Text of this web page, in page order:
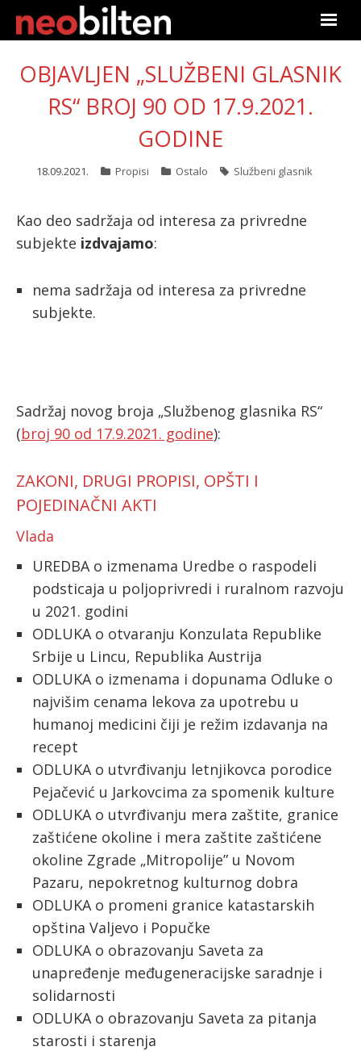
Početna
Pretraga
Podaci
Linkovi
Pretplata
ћирилица
OBJAVLJEN „SLUŽBENI GLASNIK
RS“ BROJ 90 OD 17.9.2021.
GODINE
18.09.2021. Propisi Ostalo Službeni glasnik
Kao deo sadržaja od interesa za privredne
subjekte izdvajamo:
nema sadržaja od interesa za privredne
subjekte.
Sadržaj novog broja „Službenog glasnika RS“
(broj 90 od 17.9.2021. godine):
ZAKONI, DRUGI PROPISI, OPŠTI I
POJEDINAČNI AKTI
Vlada
UREDBA o izmenama Uredbe o raspodeli
podsticaja u poljoprivredi i ruralnom razvoju
u 2021. godini
ODLUKA o otvaranju Konzulata Republike
Srbije u Lincu, Republika Austrija
ODLUKA o izmenama i dopunama Odluke o
najvišim cenama lekova za upotrebu u
humanoj medicini čiji je režim izdavanja na
recept
ODLUKA o utvrđivanju letnjikovca porodice
Pejačević u Jarkovcima za spomenik kulture
ODLUKA o utvrđivanju mera zaštite, granice
zaštićene okoline i mera zaštite zaštićene
okoline Zgrade „Mitropolije” u Novom
Pazaru, nepokretnog kulturnog dobra
ODLUKA o promeni granice katastarskih
opština Valjevo i Popučke
ODLUKA o obrazovanju Saveta za
unapređenje međugeneracijske saradnje i
solidarnosti
ODLUKA o obrazovanju Saveta za pitanja
starosti i starenja